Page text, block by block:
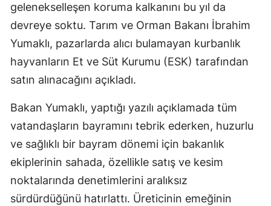
gelenekselleşen koruma kalkanını bu yıl da
devreye soktu. Tarım ve Orman Bakanı İbrahim
Yumaklı, pazarlarda alıcı bulamayan kurbanlık
hayvanların Et ve Süt Kurumu (ESK) tarafından
satın alınacağını açıkladı.
Bakan Yumaklı, yaptığı yazılı açıklamada tüm
vatandaşların bayramını tebrik ederken, huzurlu
ve sağlıklı bir bayram dönemi için bakanlık
ekiplerinin sahada, özellikle satış ve kesim
noktalarında denetimlerini aralıksız
sürdürdüğünü hatırlattı. Üreticinin emeğinin